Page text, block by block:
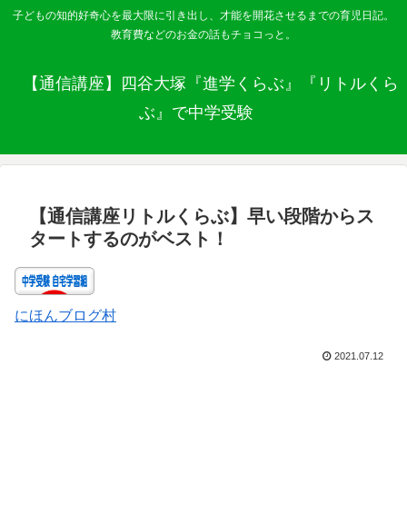
子どもの知的好奇心を最大限に引き出し、才能を開花させるまでの育児日記。
教育費などのお金の話もチョコっと。
【通信講座】四谷大塚『進学くらぶ』『リトルくら
ぶ』で中学受験
【通信講座リトルくらぶ】早い段階からス
タートするのがベスト！
にほんブログ村
2021.07.12